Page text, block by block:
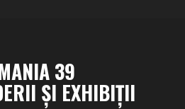
39
ŞI EXHIBIŢII